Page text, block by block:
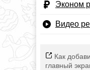
Эконом
Видео
Как
главный